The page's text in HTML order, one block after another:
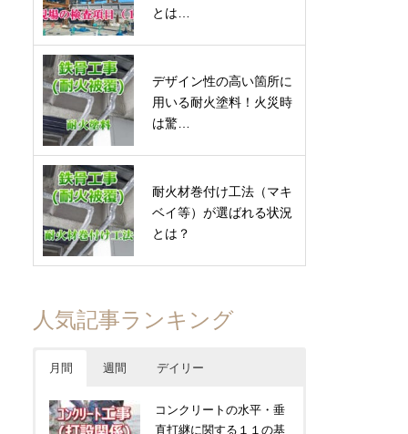
とは…
デザイン性の高い箇所に
用いる耐火塗料！火災時
は驚…
耐火材巻付け工法（マキ
ベイ等）が選ばれる状況
とは？
人気記事ランキング
月間 週間 デイリー
コンクリートの水平・垂
直打継に関する１１の基